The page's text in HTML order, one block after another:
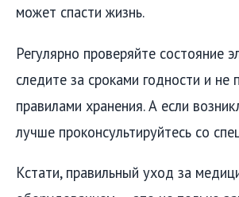
может спасти жизнь.
Регулярно проверяйте состояние
следите за сроками годности и не
правилами хранения. А если
лучше проконсультируйтесь со
Кстати, правильный уход за